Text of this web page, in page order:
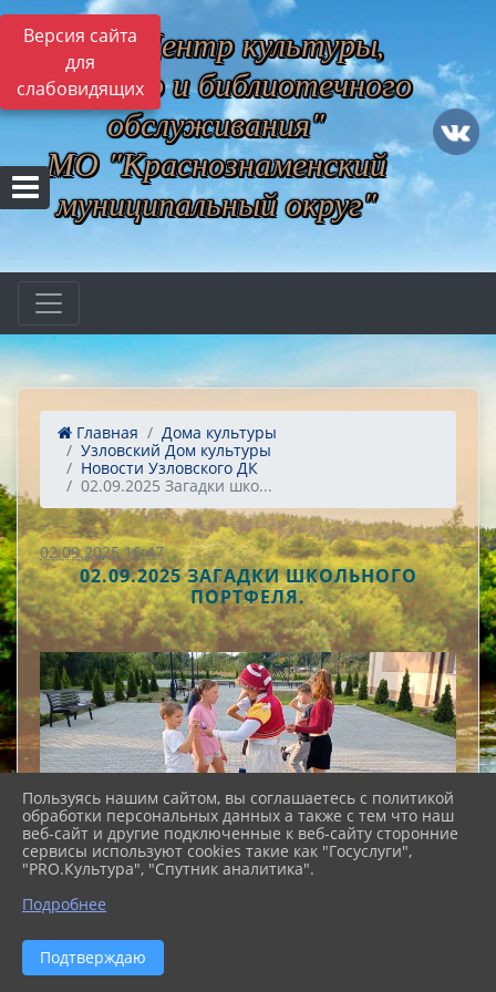
Версия сайта
для
слабовидящих
МБУ "Центр культуры,
музейного и библиотечного
обслуживания"
МО "Краснознаменский
муниципальный округ"
Главная
Дома культуры
Узловский Дом культуры
Новости Узловского ДК
02.09.2025 Загадки шко...
02.09.2025 16:47
02.09.2025 ЗАГАДКИ ШКОЛЬНОГО
ПОРТФЕЛЯ.
Пользуясь нашим сайтом, вы соглашаетесь с политикой
обработки персональных данных а также с тем что наш
веб-сайт и другие подключенные к веб-сайту сторонние
сервисы используют cookies такие как "Госуслуги",
"PRO.Культура", "Спутник аналитика".
Подробнее
Подтверждаю